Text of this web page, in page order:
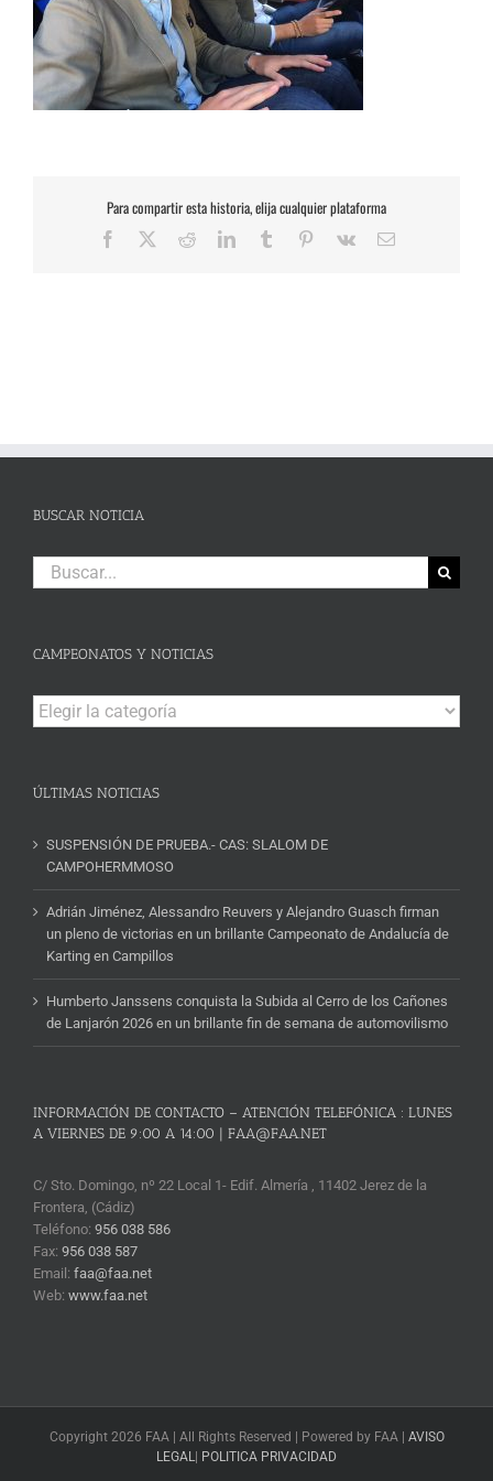
Para compartir esta historia, elija cualquier plataforma
Facebook RedditLinkedInTumblr Pinterest
Vk
Correo
BUSCAR NOTICIA
Buscar:
CAMPEONATOS Y NOTICIAS
Campeonatos
y
ÚLTIMAS NOTICIAS
SUSPENSIÓN DE PRUEBA.- CAS: SLALOM DE
CAMPOHERMMOSO
Adrián Jiménez, Alessandro Reuvers y Alejandro Guasch firman
un pleno de victorias en un brillante Campeonato de Andalucía de
Karting en Campillos
Humberto Janssens conquista la Subida al Cerro de los Cañones
de Lanjarón 2026 en un brillante fin de semana de automovilismo
INFORMACIÓN DE CONTACTO – ATENCIÓN TELEFÓNICA : LUNES
A VIERNES DE 9:00 A 14:00 | FAA@FAA.NET
C/ Sto. Domingo, nº 22 Local 1- Edif. Almería , 11402 Jerez de la
Frontera, (Cádiz)
Teléfono: 956 038 586
Fax: 956 038 587
Email: faa@faa.net
Web: www.faa.net
Copyright 2026 FAA | All Rights Reserved | Powered by FAA | AVISO
LEGAL | POLITICA PRIVACIDAD